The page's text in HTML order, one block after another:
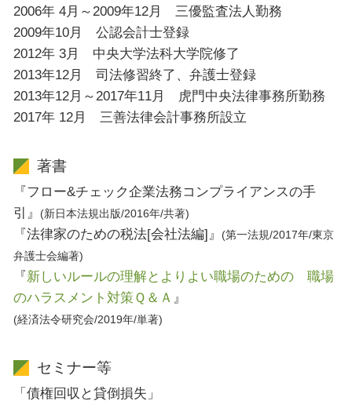
2006年 4月～2009年12月 三優監査法人勤務
2009年10月 公認会計士登録
2012年 3月 中央大学法科大学院修了
2013年12月 司法修習終了、弁護士登録
2013年12月～2017年11月 虎門中央法律事務所勤務
2017年 12月 三善法律会計事務所設立
著書
『フロー&チェック企業法務コンプライアンスの手
引』
(新日本法規出版/2016年/共著)
『法律家のための税法[会社法編]』
(第一法規/2017年/東京
弁護士会編著)
『 新しいルールの理解とよりよい職場のための 職場
のハラスメント対策Ｑ＆Ａ 』
(経済法令研究会/2019年/単著)
セミナー等
「債権回収と貸倒損失」